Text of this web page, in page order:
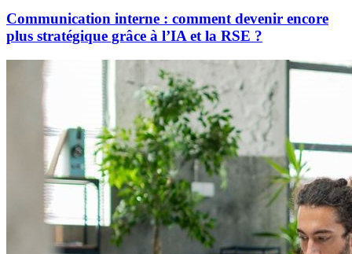
Communication interne : comment devenir encore
plus stratégique grâce à l’IA et la RSE ?